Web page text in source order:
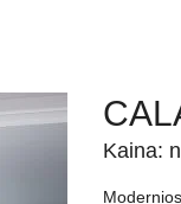
Kaina: